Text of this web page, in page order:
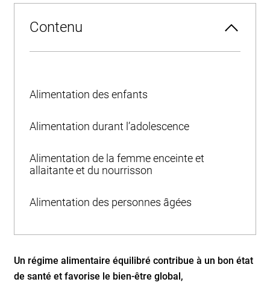
Contenu
Alimentation des enfants
Alimentation durant l’adolescence
Alimentation de la femme enceinte et
allaitante et du nourrisson
Alimentation des personnes âgées
Un régime alimentaire équilibré contribue à un bon état
de santé et favorise le bien-être global,